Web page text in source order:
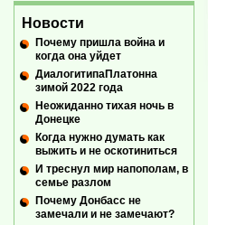
Новости
Почему пришла война и
когда она уйдет
ДиалогитипаПлатонна
зимой 2022 года
Неожиданно тихая ночь в
Донецке
Когда нужно думать как
выжить и не оскотиниться
И треснул мир напополам, в
семье разлом
Почему Донбасс не
замечали и не замечают?